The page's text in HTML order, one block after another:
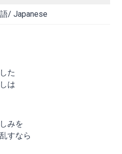
/ Japanese
た
は
みを
すなら